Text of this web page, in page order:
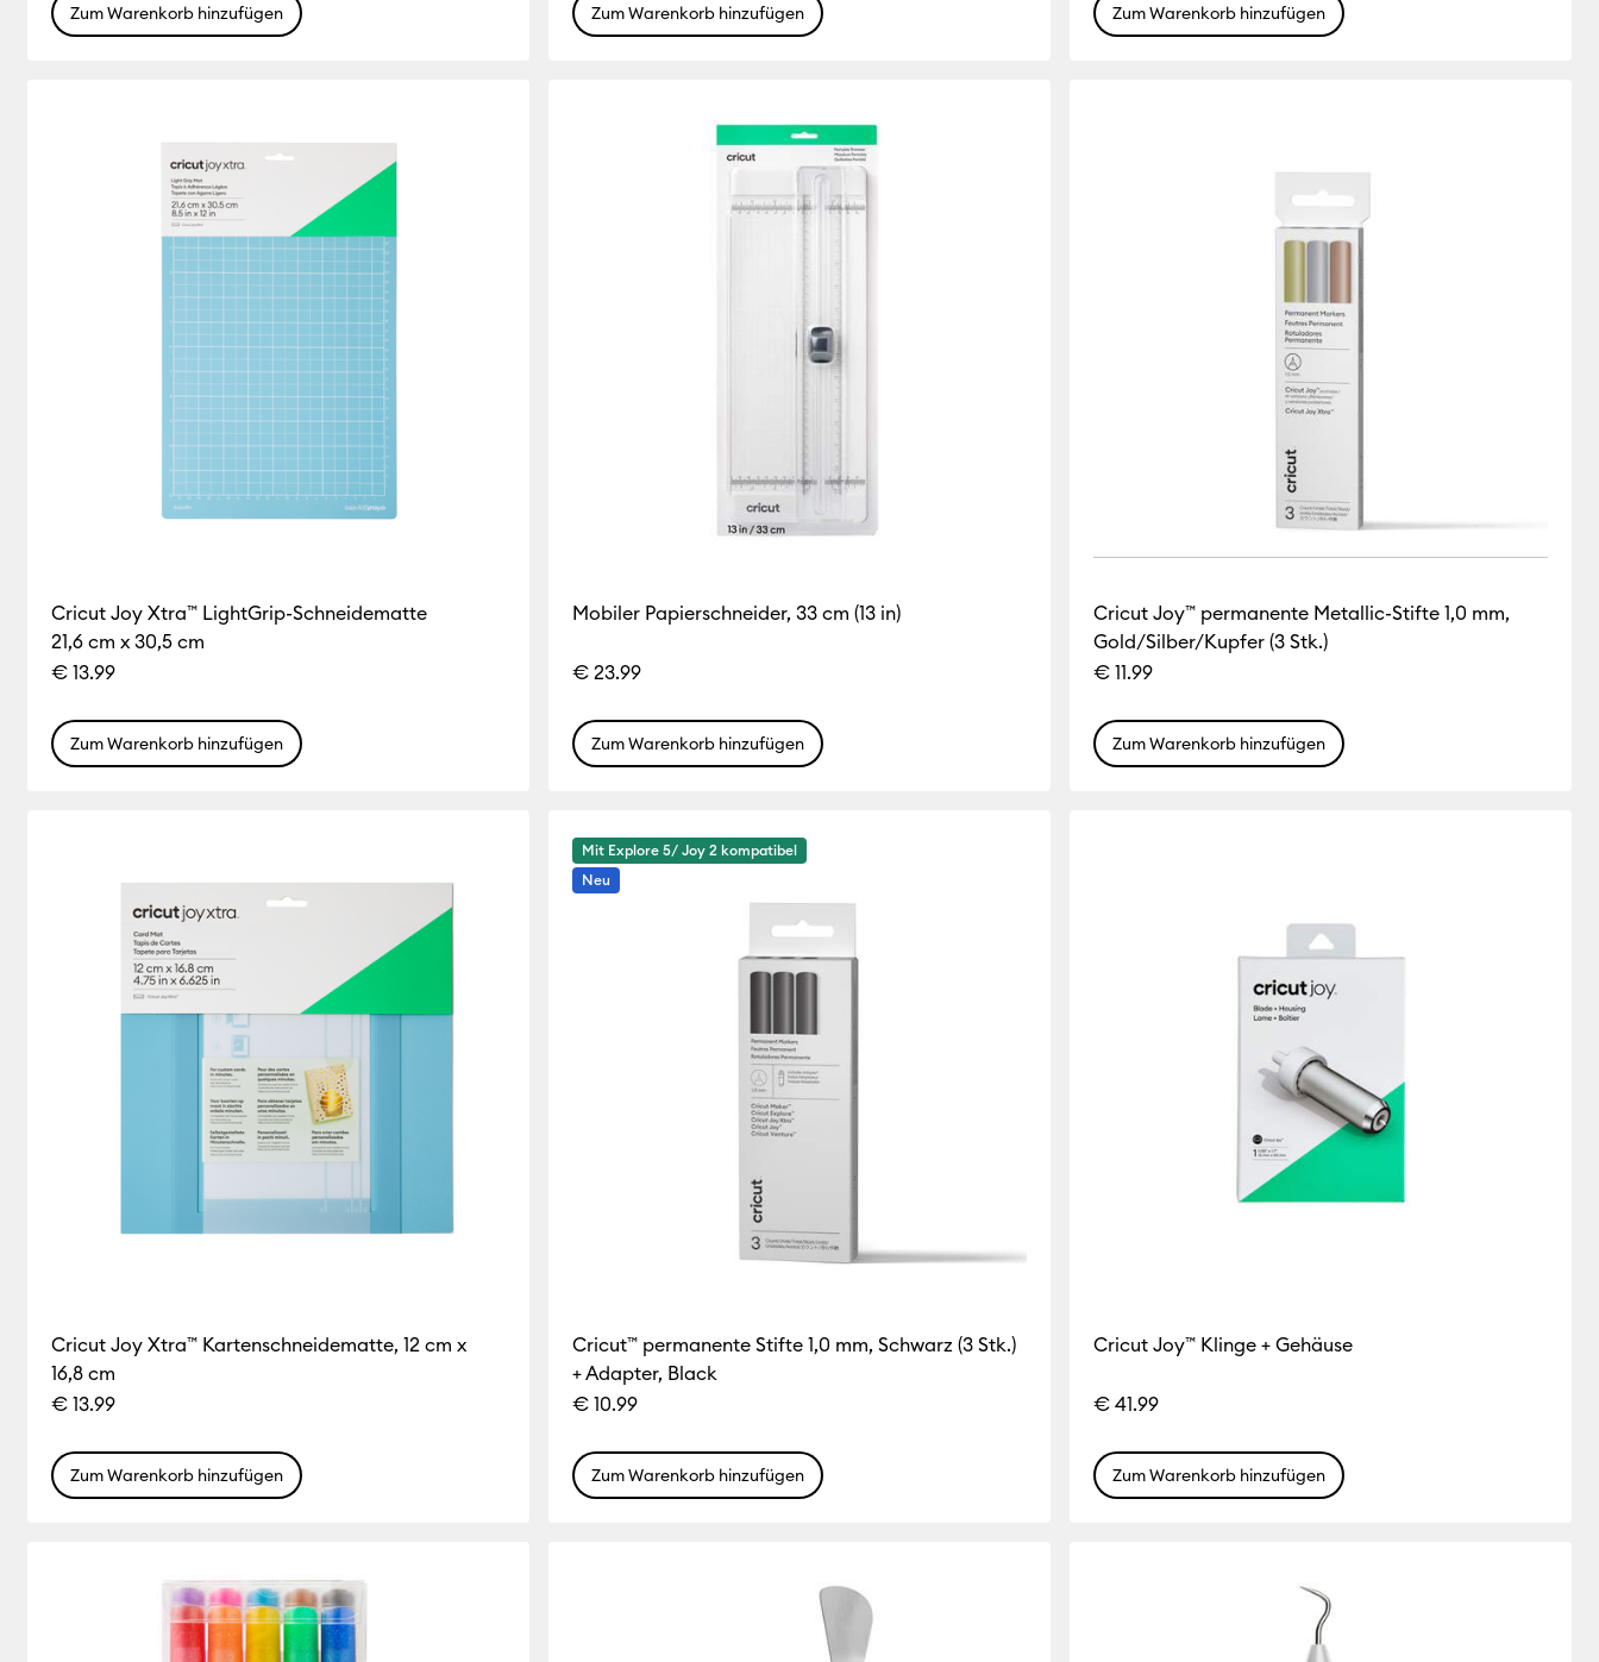
Zum Warenkorb hinzufügen Zum Warenkorb hinzufügen Zum Warenkorb hinzufügen
Cricut Joy Xtra™ LightGrip-Schneidematte
21,6 cm x 30,5 cm
€ 13.99
Zum Warenkorb hinzufügen
Mobiler Papierschneider, 33 cm (13 in)
€ 23.99
Zum Warenkorb hinzufügen
Cricut Joy™ permanente Metallic-Stifte 1,0 mm,
Gold/Silber/Kupfer (3 Stk.)
€ 11.99
Zum Warenkorb hinzufügen
Cricut Joy Xtra™ Kartenschneidematte, 12 cm x
16,8 cm
€ 13.99
Zum Warenkorb hinzufügen
Mit Explore 5/ Joy 2 kompatibel
Neu
Cricut™ permanente Stifte 1,0 mm, Schwarz (3 Stk.)
+ Adapter, Black
€ 10.99
Zum Warenkorb hinzufügen
Cricut Joy™ Klinge + Gehäuse
€ 41.99
Zum Warenkorb hinzufügen